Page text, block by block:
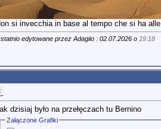
si invecchia in base al tempo che si ha
edytowane przez Adagiio : 02.07.2026 o 19:18
dzisiaj było na przełęczach tu Bernino
Załączone Grafiki